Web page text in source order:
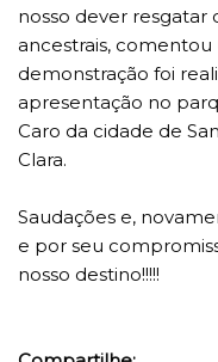
nosso dever resgatar
ancestrais,
demonstração foi
apresentação no
Caro da cidade de
Clara.
Saudações e,
e por seu
nosso destino!!!!!